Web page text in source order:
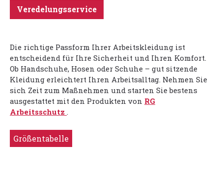
Veredelungsservice
Die richtige Passform Ihrer Arbeitskleidung ist
entscheidend für Ihre Sicherheit und Ihren Komfort.
Ob Handschuhe, Hosen oder Schuhe – gut sitzende
Kleidung erleichtert Ihren Arbeitsalltag. Nehmen Sie
sich Zeit zum Maßnehmen und starten Sie bestens
ausgestattet mit den Produkten von RG
Arbeitsschutz .
Größentabelle